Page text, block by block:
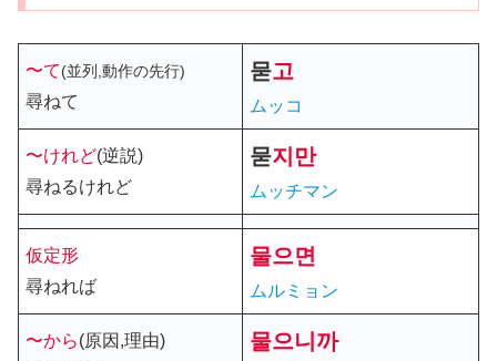
〜て(並列,動作の先行)
尋ねて
묻고
ムッコ
〜けれど(逆説)
尋ねるけれど
묻지만
ムッチマン
仮定形
尋ねれば
물으면
ムルミョン
〜から(原因,理由)
물으니까